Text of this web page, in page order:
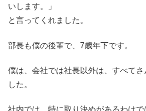
いします。」
と言ってくれました。
部長も僕の後輩で、7歳年下です。
僕は、会社では社長以外は、すべてさ
した。